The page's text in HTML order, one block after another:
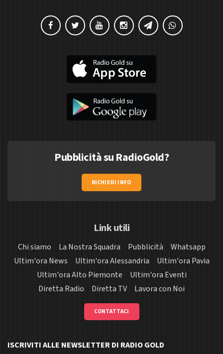
Pubblicità su RadioGold?
RICHIEDI INFO
Link utili
Chi siamo La Nostra Squadra Pubblicità
Whatsapp
Ultim'ora News
Ultim'ora Alessandria
Ultim'ora Pavia
Ultim'ora Alto Piemonte
Ultim'ora Eventi
Diretta Radio
Diretta TV Lavora con Noi
CONTATTACI
ISCRIVITI ALLE NEWSLETTER DI RADIO GOLD